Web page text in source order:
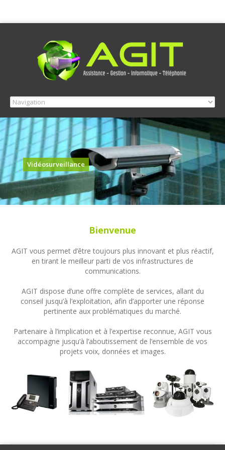
Vidéosurveillance
Bienvenue
AGIT vous permet d’être toujours plus innovant et plus réactif,
en tirant le meilleur parti de vos infrastructures de
communications.
AGIT dispose d’une offre complète de services, allant du
conseil jusqu’à l’exploitation, afin d’apporter une réponse
pertinente aux problématiques du marché.
Partenaire à l’implication et à l’expertise reconnue, AGIT vous
accompagne jusqu’à l’aboutissement de l’ensemble de vos
projets voix, données et images.